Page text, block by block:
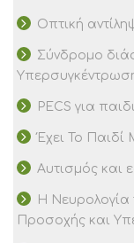
Οπτική
Σύνδρομο
PECS για
Έχει Το
Αυτισμός και
Η Νευρολογία
Προσοχής και